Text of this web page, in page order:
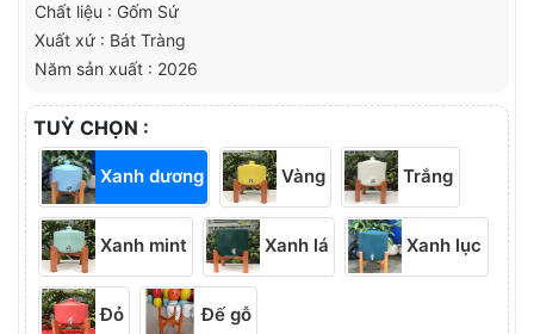
Chất liệu : Gốm Sứ
Xuất xứ : Bát Tràng
Năm sản xuất : 2026
TUỲ CHỌN :
Xanh dương Vàng Trắng
Xanh mint Xanh lá Xanh lục
Đỏ Đế gỗ